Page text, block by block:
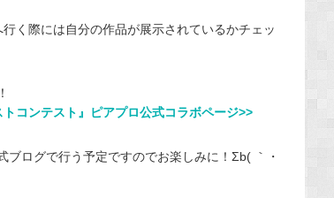
く際には自分の作品が展示されているかチェッ
コンテスト』ピアプロ公式コラボページ>>
ログで行う予定ですのでお楽しみに！Σb( ｀・